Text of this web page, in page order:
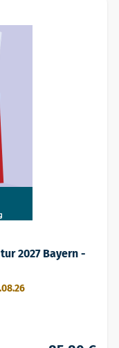
2027 Bayern -